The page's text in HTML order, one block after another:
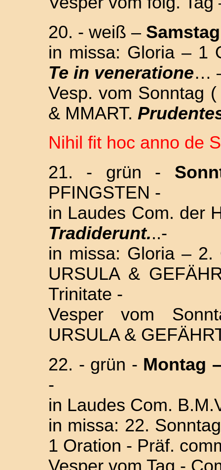
20. - weiß –
in missa: Gloria – 1
Te in veneratione…
Vesp. vom Sonntag
& MMART.
Nihil fit hoc anno de
21. - grün -
PFINGSTEN -
in Laudes Com. der
Tradiderunt...-
in missa: Gloria – 2.
URSULA &
Trinitate -
Vesper vom
URSULA &
22. - grün - Montag
-
in Laudes Com.
in missa: 22.
1 Oration - Präf.
Vesper vom Tag -